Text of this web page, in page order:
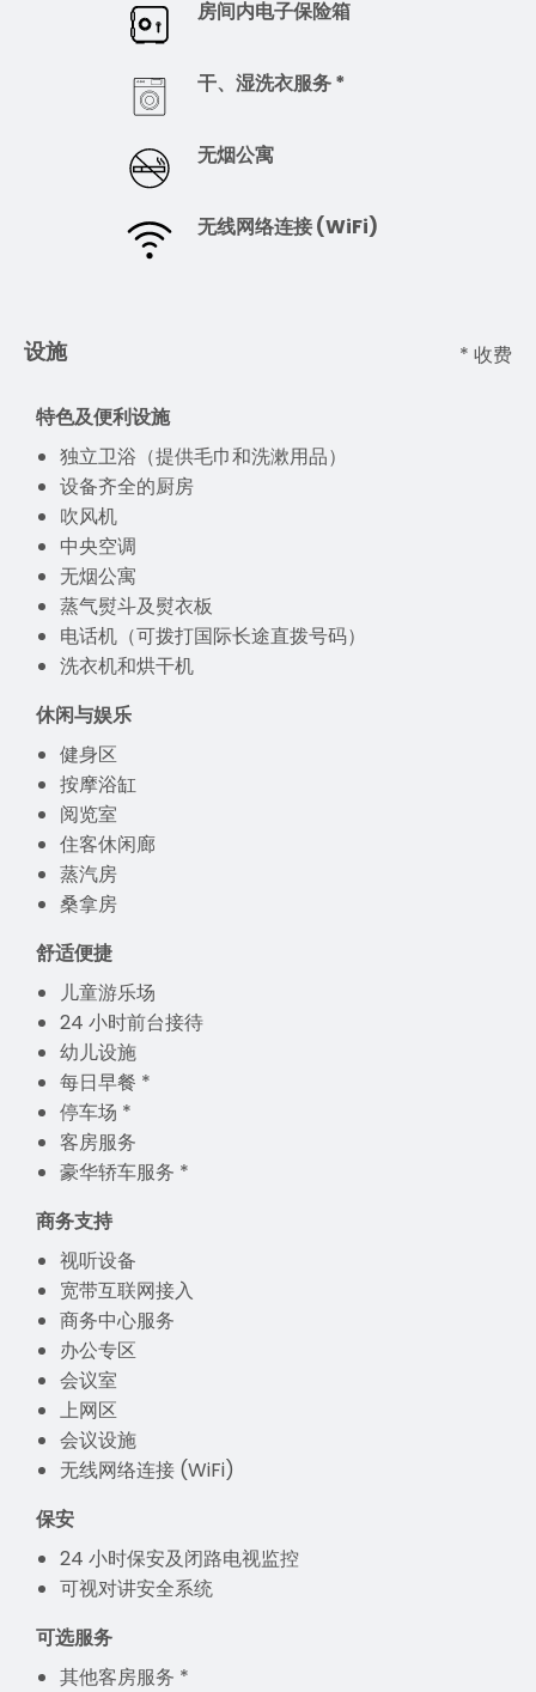
房间内电子保险箱
干、湿洗衣服务 *
无烟公寓
无线网络连接 (WiFi)
设施 * 收费
特色及便利设施
独立卫浴（提供毛巾和洗漱用品）
设备齐全的厨房
吹风机
中央空调
无烟公寓
蒸气熨斗及熨衣板
电话机（可拨打国际长途直拨号码）
洗衣机和烘干机
休闲与娱乐
健身区
按摩浴缸
阅览室
住客休闲廊
蒸汽房
桑拿房
舒适便捷
儿童游乐场
24 小时前台接待
幼儿设施
每日早餐 *
停车场 *
客房服务
豪华轿车服务 *
商务支持
视听设备
宽带互联网接入
商务中心服务
办公专区
会议室
上网区
会议设施
无线网络连接 (WiFi)
保安
24 小时保安及闭路电视监控
可视对讲安全系统
可选服务
其他客房服务 *